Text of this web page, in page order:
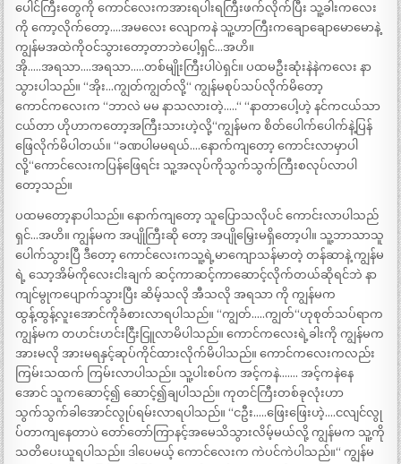
ပေါင်ကြီးတွေကို ကောင်လေးကအားရပါးရကြီးဖက်လိုက်ပြီး သူ့ခါးကလေး
ကို ကော့လိုက်တော့….အမလေး လျောကနဲ သူ့ဟာကြီးကချောချောမောမောနဲ့
ကျွန်မအထဲကိုဝင်သွားတော့တာဘဲပေါ့ရှင်…အဟိ။
အို…..အရသာ….အရသာ…..တစ်မျိုးကြီးပါပဲရှင်။ ပထမဦးဆုံးနဲနဲကလေး နာ
သွားပါသည်။ “အိုး…ကျွတ်ကျွတ်လို့“ ကျွန်မစုပ်သပ်လိုက်မိတော့
ကောင်ကလေးက “ဘာလဲ မမ နာသလားတဲ့…..“ “နာတာပေါ့ဟဲ့ နင်ကငယ်သာ
ငယ်တာ ဟိုဟာကတော့အကြီးသားဟဲ့လို့“ကျွန်မက စိတ်ပေါက်ပေါက်နဲ့ပြန်
ဖြေလိုက်မိပါတယ်။ “ခဏပါမမရယ်….နောက်ကျတော့ ကောင်းလာမှာပါ
လို့“ကောင်လေးကပြန်ဖြေရင်း သူ့အလုပ်ကိုသွက်သွက်ကြီးစလုပ်လာပါ
တော့သည်။
ပထမတော့နာပါသည်။ နောက်ကျတော့ သူပြောသလိုပင် ကောင်းလာပါသည်
ရှင်…အဟိ။ ကျွန်မက အပျိုကြီးဆို တော့ အပျိုမြှေးမရှိတော့ပါ။ သူ့ဘာသာသူ
ပေါက်သွားပြီ ဒီတော့ ကောင်လေးကသူ့ရဲ့မာကျောသန်မာတဲ့ တန်ဆာနဲ့ ကျွန်မ
ရဲ့ သော့အိမ်ကိုလေးငါးချက် ဆင့်ကာဆင့်ကာဆောင့်လိုက်တယ်ဆိုရင်ဘဲ နာ
ကျင်မွုကပျောက်သွားပြီး ဆိမ့်သလို အီသလို အရသာ ကို ကျွန်မက
ထွန့်ထွန့်လူးအောင်ကိုခံစားလာရပါသည်။ “ကျွတ်…..ကျွတ်“ဟုစုတ်သပ်ရာက
ကျွန်မက တဟင်းဟင်းငြီးငြူလာမိပါသည်။ ကောင်ကလေးရဲ့ခါးကို ကျွန်မက
အားမလို အားမရနှင့်ဆုပ်ကိုင်ထားလိုက်မိပါသည်။ ကောင်ကလေးကလည်း
ကြမ်းသထက် ကြမ်းလာပါသည်။ သူ့ပါးစပ်က အင့်ကနဲ……. အင့်ကနဲနေ
အောင် သူကဆောင့်၍ ဆောင့်၍ချပါသည်။ ကုတင်ကြီးတစ်ခုလုံးဟာ
သွက်သွက်ခါအောင်လွုပ်ရမ်းလာရပါသည်။ “ငဦး…..ဖြေးဖြေးဟဲ့….ငလျင်လွု
ပ်တာကျနေတာပဲ တော်တော်ကြာနင့်အမေသိသွားလိမ့်မယ်လို့ ကျွန်မက သူ့ကို
သတိပေးယူရပါသည်။ ဒါပေမယ့် ကောင်လေးက ကဲပင်ကဲပါသည်။“ ကျွန်မ